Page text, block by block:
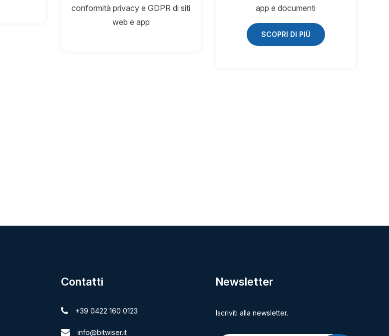
conformità privacy e GDPR di siti
web e app
app e documenti
SCOPRI DI PIÙ
Contatti
+39 0422 160 0123
info@bitwiser.it
Newsletter
Iscriviti alla newsletter.